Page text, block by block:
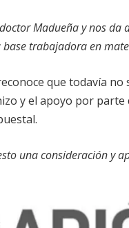
Madueña y nos
trabajadora en
que todavía
y el apoyo por
una consideración y